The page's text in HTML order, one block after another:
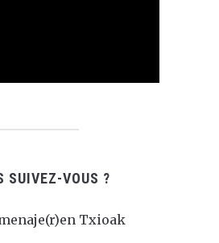
SUIVEZ-VOUS ?
Txioak